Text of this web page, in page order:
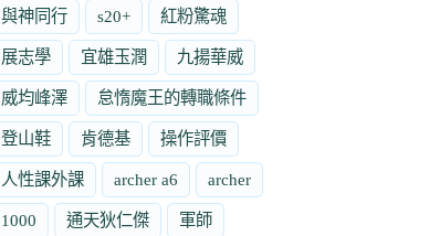
與神同行 s20+ 紅粉驚魂
展志學 宜雄玉潤 九揚華威
威均峰澤 怠惰魔王的轉職條件
登山鞋 肯德基 操作評價
人性課外課 archer a6 archer
1000 通天狄仁傑 軍師